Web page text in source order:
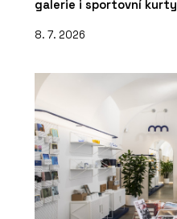
galerie i sportovní kurty
8. 7. 2026